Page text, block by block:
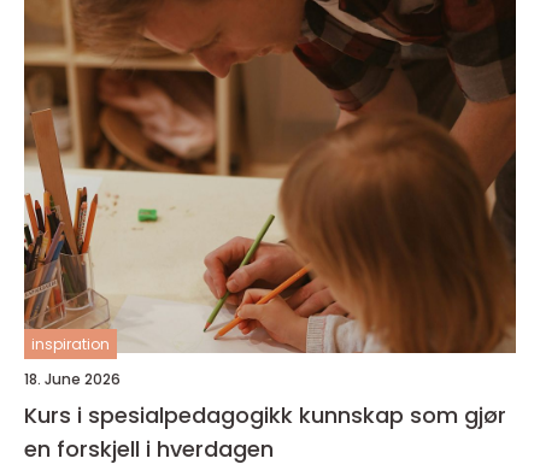
inspiration
18. June 2026
Kurs i spesialpedagogikk kunnskap som gjør
en forskjell i hverdagen